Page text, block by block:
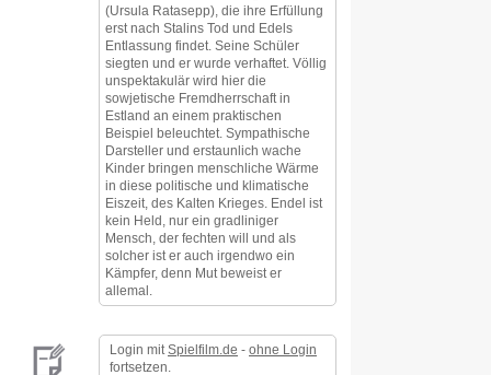
(Ursula Ratasepp), die ihre Erfüllung
erst nach Stalins Tod und Edels
Entlassung findet. Seine Schüler
siegten und er wurde verhaftet. Völlig
unspektakulär wird hier die
sowjetische Fremdherrschaft in
Estland an einem praktischen
Beispiel beleuchtet. Sympathische
Darsteller und erstaunlich wache
Kinder bringen menschliche Wärme
in diese politische und klimatische
Eiszeit, des Kalten Krieges. Endel ist
kein Held, nur ein gradliniger
Mensch, der fechten will und als
solcher ist er auch irgendwo ein
Kämpfer, denn Mut beweist er
allemal.
Login mit Spielfilm.de - ohne Login
fortsetzen.